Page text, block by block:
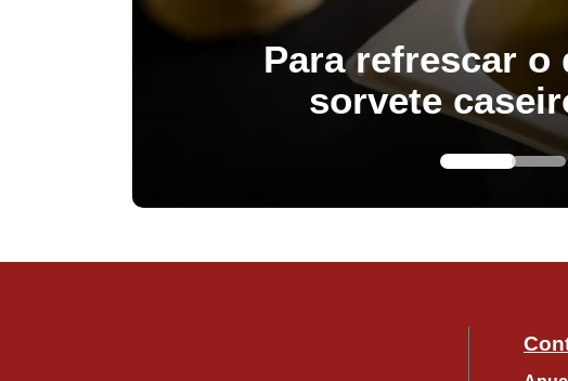
Para refrescar o
sorvete